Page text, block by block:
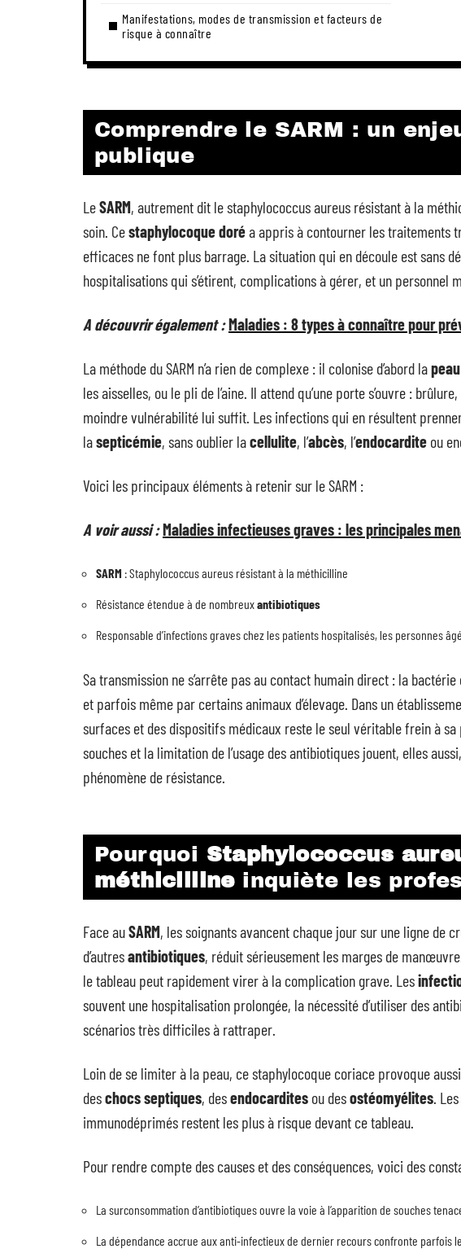
Manifestations, modes de transmission et facteurs de
risque à connaître
Comprendre le SARM : un
publique
LeSARM, autrement dit le staphylococcus aureus résistant à la
soin. Cestaphylocoque doréa appris à contourner les traitements
efficaces ne font plus barrage. La situation qui en découle est sans
hospitalisations qui s’étirent, complications à gérer, et un personnel
A découvrir également :Maladies : 8 types à connaître pour
La méthode du SARM n’a rien de complexe : il colonise d’abord lapeau
les aisselles, ou le pli de l’aine. Il attend qu’une porte s’ouvre :
moindre vulnérabilité lui suffit. Les infections qui en résultent
lasepticémie, sans oublier lacellulite, l’abcès, l’endocardite ou
Voici les principaux éléments à retenir sur le SARM :
A voir aussi :Maladies infectieuses graves : les principales
SARM : Staphylococcus aureus résistant à la méthicilline
Résistance étendue à de nombreuxantibiotiques
Responsable d’infections graves chez les patients hospitalisés, les personnes
Sa transmission ne s’arrête pas au contact humain direct : la
et parfois même par certains animaux d’élevage. Dans un
surfaces et des dispositifs médicaux reste le seul véritable frein à sa
souches et la limitation de l’usage des antibiotiques jouent, elles
phénomène de résistance.
Pourquoi Staphylococcus
méthicillineinquiète les
Face auSARM, les soignants avancent chaque jour sur une ligne de
d’autresantibiotiques, réduit sérieusement les marges de
le tableau peut rapidement virer à la complication grave. Les
souvent une hospitalisation prolongée, la nécessité d’utiliser des
scénarios très difficiles à rattraper.
Loin de se limiter à la peau, ce staphylocoque coriace provoque
deschocs septiques, desendocardites ou desostéomyélites.
immunodéprimés restent les plus à risque devant ce tableau.
Pour rendre compte des causes et des conséquences, voici des
La surconsommation d’antibiotiques ouvre la voie à l’apparition de souches
La dépendance accrue aux anti-infectieux de dernier recours confronte parfois